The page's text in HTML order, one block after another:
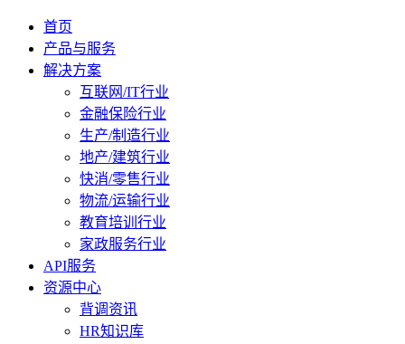
首页
产品与服务
解决方案
互联网/IT行业
金融保险行业
生产/制造行业
地产/建筑行业
快消/零售行业
物流/运输行业
教育培训行业
家政服务行业
API服务
资源中心
背调资讯
HR知识库